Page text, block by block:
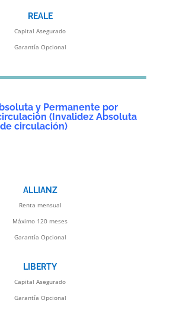
REALE
Capital Asegurado
Garantía Opcional
y Permanente por
(Invalidez Absoluta
circulación)
ALLIANZ
Renta mensual
Máximo 120 meses
Garantía Opcional
LIBERTY
Capital Asegurado
Garantía Opcional